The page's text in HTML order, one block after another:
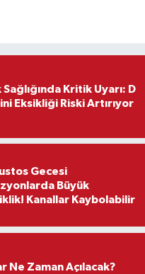
Sağlığında Kritik Uyarı: D
Eksikliği Riski Artırıyor
Gecesi
Büyük
Kanallar Kaybolabilir
Ne Zaman Açılacak?